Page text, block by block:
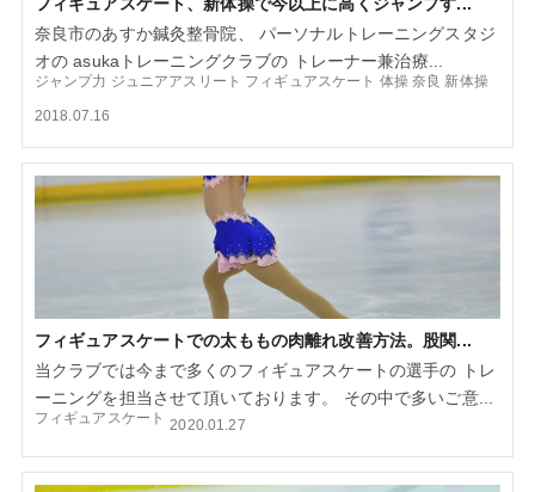
フィギュアスケート、新体操で今以上に高くジャンプす...
奈良市のあすか鍼灸整骨院、 パーソナルトレーニングスタジ
オの asukaトレーニングクラブの トレーナー兼治療...
ジャンプ力 ジュニアアスリート フィギュアスケート 体操 奈良 新体操
2018.07.16
フィギュアスケートでの太ももの肉離れ改善方法。股関...
当クラブでは今まで多くのフィギュアスケートの選手の トレ
ーニングを担当させて頂いております。 その中で多いご意...
フィギュアスケート 2020.01.27